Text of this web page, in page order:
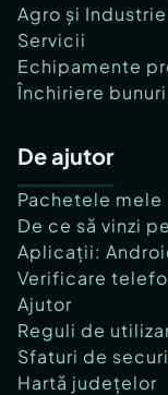
Agro și Industrie
Servicii
Echipamente
Închiriere
De ajutor
Pachetele mele
De ce să vinzi
Aplicații:
Verificare
Ajutor
Reguli de
Sfaturi de
Hartă județelor